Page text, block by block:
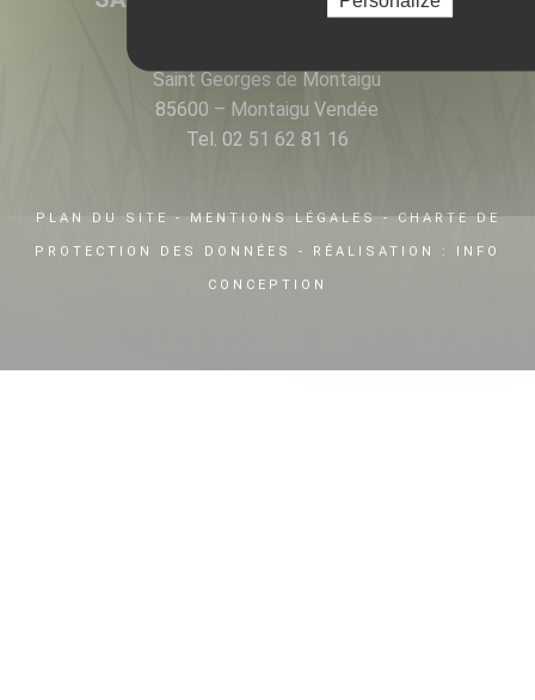
Saint Georges de Montaigu
85600 – Montaigu Vendée
Tel. 02 51 62 81 16
PLAN DU SITE - MENTIONS LÉGALES- CHARTE DE
PROTECTION DES DONNÉES - RÉALISATION : INFO
CONCEPTION